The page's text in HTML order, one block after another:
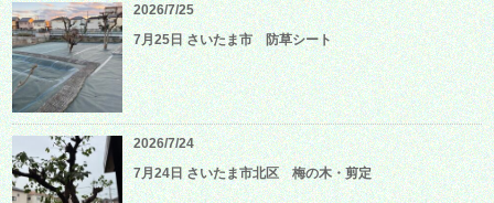
2026/7/25
7月25日 さいたま市 防草シート
2026/7/24
7月24日 さいたま市北区 梅の木・剪定